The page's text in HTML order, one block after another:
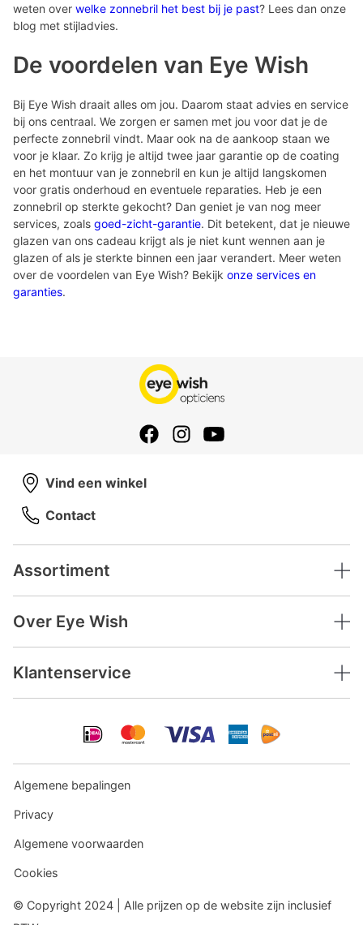
weten over welke zonnebril het best bij je past? Lees dan onze
blog met stijladvies.
De voordelen van Eye Wish
Bij Eye Wish draait alles om jou. Daarom staat advies en service
bij ons centraal. We zorgen er samen met jou voor dat je de
perfecte zonnebril vindt. Maar ook na de aankoop staan we
voor je klaar. Zo krijg je altijd twee jaar garantie op de coating
en het montuur van je zonnebril en kun je altijd langskomen
voor gratis onderhoud en eventuele reparaties. Heb je een
zonnebril op sterkte gekocht? Dan geniet je van nog meer
services, zoals goed-zicht-garantie. Dit betekent, dat je nieuwe
glazen van ons cadeau krijgt als je niet kunt wennen aan je
glazen of als je sterkte binnen een jaar verandert. Meer weten
over de voordelen van Eye Wish? Bekijk onze services en
garanties.
Assortiment
Over Eye Wish
Klantenservice
Vind een winkel
Contact
© Copyright 2024 | Alle prijzen op de website zijn inclusief
Algemene bepalingen
Privacy
Algemene voorwaarden
Cookies